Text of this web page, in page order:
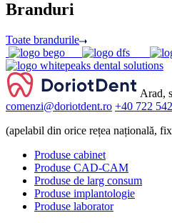
Branduri
Toate brandurile
Arad,
comenzi@doriotdent.ro +40 722
(apelabil din orice rețea națională,
Produse cabinet
Produse CAD-CAM
Produse de larg consum
Produse implantologie
Produse laborator